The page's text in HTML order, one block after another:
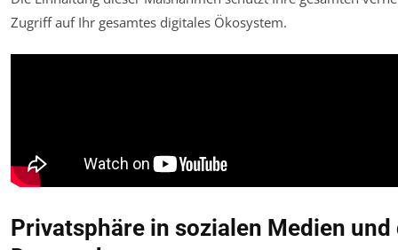
Zugriff auf Ihr gesamtes digitales Ökosystem.
Privatsphäre in sozialen Medien